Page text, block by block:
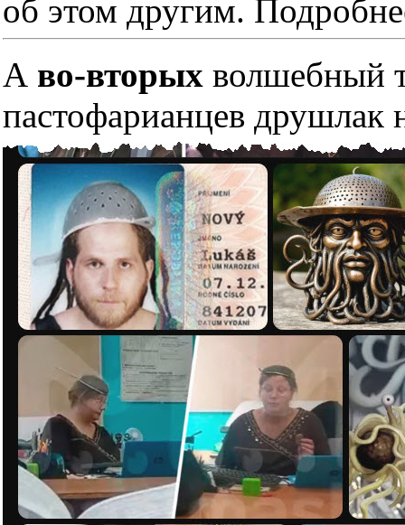
об этом другим.
А во-вторых волшебный
пастофарианцев друшлак